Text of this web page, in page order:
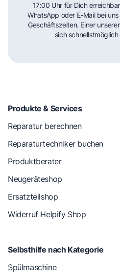
17:00 Uhr für Dich
WhatsApp oder E-Mail bei
Geschäftszeiten. Einer
sich
Produkte & Services
Reparatur berechnen
Reparaturtechniker buchen
Produktberater
Neugeräteshop
Ersatzteilshop
Widerruf Helpify Shop
Selbsthilfe nach Kategorie
Spülmaschine